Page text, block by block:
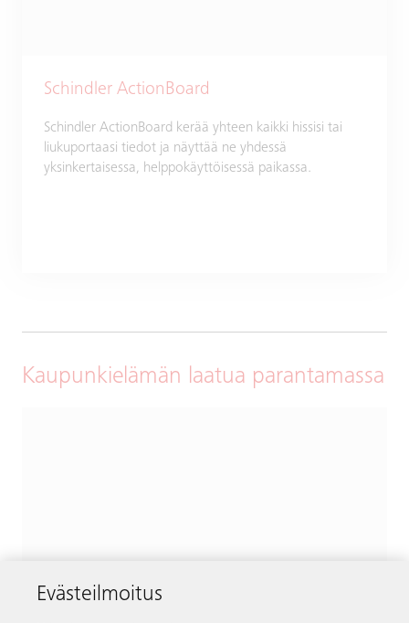
Schindler ActionBoard
Schindler ActionBoard kerää yhteen kaikki hissisi tai
liukuportaasi tiedot ja näyttää ne yhdessä
yksinkertaisessa, helppokäyttöisessä paikassa.
Kaupunkielämän laatua parantamassa
Evästeilmoitus